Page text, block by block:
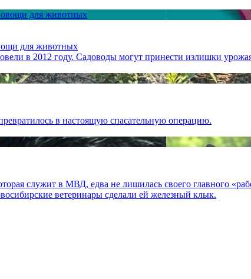
для животных
в 2012 году. Садоводы могут принести излишки урожая
в настоящую спасательную операцию.
служит в МВД, едва не лишилась своего главного
ветеринары сделали ей железный клык.